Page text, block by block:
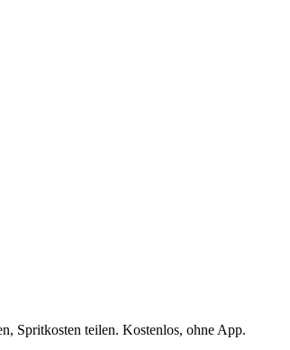
Spritkosten teilen. Kostenlos, ohne App.